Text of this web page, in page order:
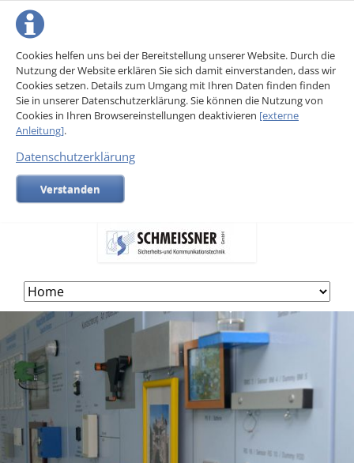
Cookies helfen uns bei der Bereitstellung unserer Website. Durch die
Nutzung der Website erklären Sie sich damit einverstanden, dass wir
Cookies setzen. Details zum Umgang mit Ihren Daten finden finden
Sie in unserer Datenschutzerklärung. Sie können die Nutzung von
Cookies in Ihren Browsereinstellungen deaktivieren [externe
Anleitung].
Datenschutzerklärung
Verstanden
navigation